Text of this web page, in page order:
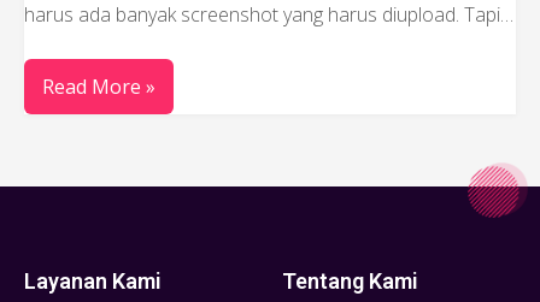
harus ada banyak screenshot yang harus diupload. Tapi…
Read More »
Layanan Kami Tentang Kami